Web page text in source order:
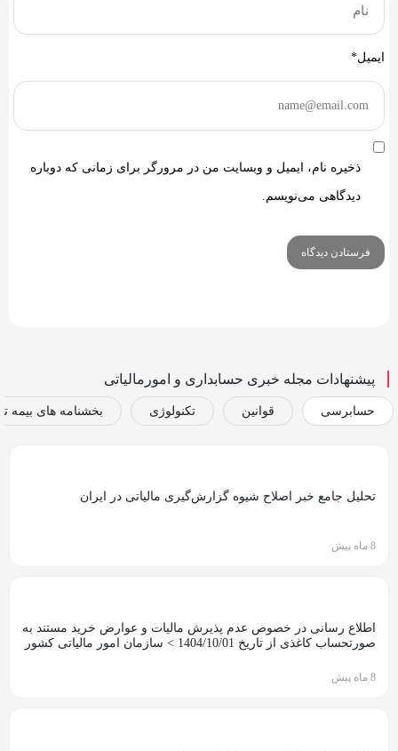
ایمیل*
ذخیره نام، ایمیل و وبسایت من در مرورگر برای زمانی که دوباره
دیدگاهی می‌نویسم.
پیشنهادات مجله خبری حسابداری و امورمالیاتی
حسابرسی قوانین تکنولوژی بخشنامه های بیمه
تحلیل جامع خبر اصلاح شیوه گزارش‌گیری مالیاتی در ایران
8 ماه پیش
اطلاع رسانی در خصوص عدم پذیرش مالیات و عوارض خرید مستند به
صورتحساب کاغذی از تاریخ 1404/10/01 > سازمان امور مالیاتی کشور
8 ماه پیش